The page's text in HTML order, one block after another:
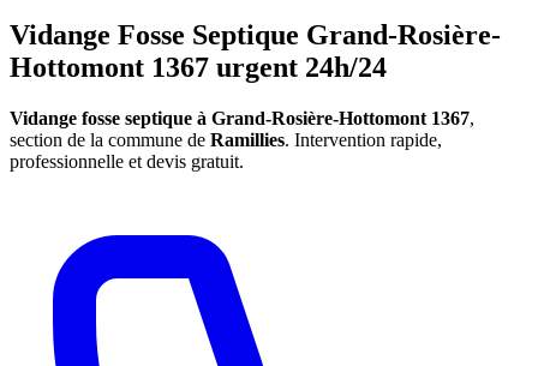
Vidange Fosse Septique Grand-Rosière-
Hottomont 1367 urgent 24h/24
Vidange fosse septique à Grand-Rosière-Hottomont 1367,
section de la commune de Ramillies. Intervention rapide,
professionnelle et devis gratuit.